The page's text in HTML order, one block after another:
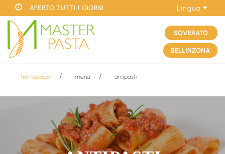
APERTO TUTTI I GIORNI Lingua
SOVERATO
BELLINZONA
homepage menu antipasti